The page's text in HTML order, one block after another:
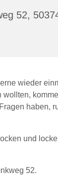
52,
wieder
wollten,
haben,
und
52.